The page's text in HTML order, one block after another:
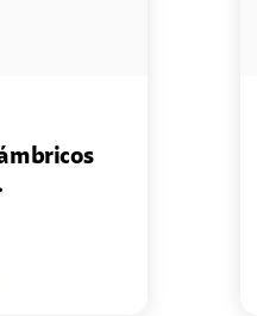
Pack de 2 Power Bank